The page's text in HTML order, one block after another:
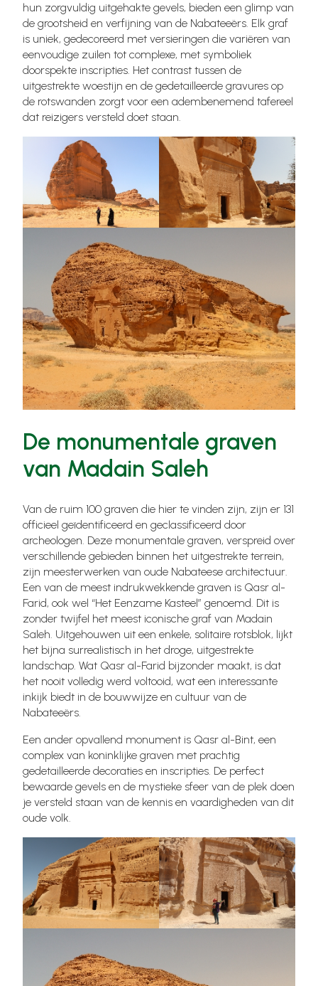
hun zorgvuldig uitgehakte gevels, bieden een glimp van
de grootsheid en verfijning van de Nabateeërs. Elk graf
is uniek, gedecoreerd met versieringen die variëren van
eenvoudige zuilen tot complexe, met symboliek
doorspekte inscripties. Het contrast tussen de
uitgestrekte woestijn en de gedetailleerde gravures op
de rotswanden zorgt voor een adembenemend tafereel
dat reizigers versteld doet staan.
De monumentale graven
van Madain Saleh
Van de ruim 100 graven die hier te vinden zijn, zijn er 131
officieel geïdentificeerd en geclassificeerd door
archeologen. Deze monumentale graven, verspreid over
verschillende gebieden binnen het uitgestrekte terrein,
zijn meesterwerken van oude Nabateese architectuur.
Een van de meest indrukwekkende graven is Qasr al-
Farid, ook wel “Het Eenzame Kasteel” genoemd. Dit is
zonder twijfel het meest iconische graf van Madain
Saleh. Uitgehouwen uit een enkele, solitaire rotsblok, lijkt
het bijna surrealistisch in het droge, uitgestrekte
landschap. Wat Qasr al-Farid bijzonder maakt, is dat
het nooit volledig werd voltooid, wat een interessante
inkijk biedt in de bouwwijze en cultuur van de
Nabateeërs.
Een ander opvallend monument is Qasr al-Bint, een
complex van koninklijke graven met prachtig
gedetailleerde decoraties en inscripties. De perfect
bewaarde gevels en de mystieke sfeer van de plek doen
je versteld staan van de kennis en vaardigheden van dit
oude volk.